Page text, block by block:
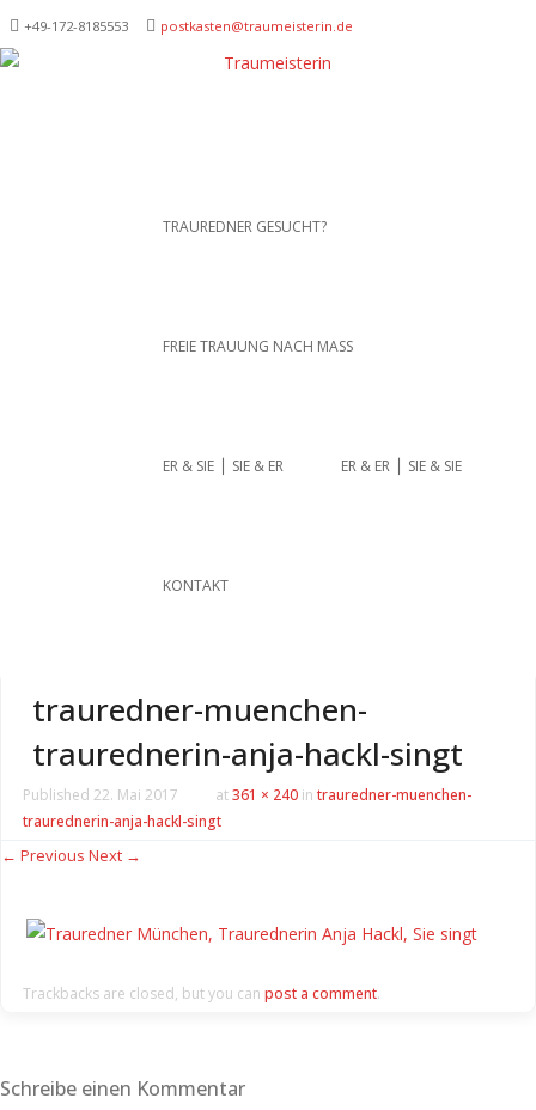
+49-172-­8185553 postkasten@traumeisterin.de
Traurednerein München,
Leidenschaft
SKIP TO CONTENT
TRAUREDNER GESUCHT?
FREIE TRAUUNG NACH MASS
ER & SIE ⎪ SIE & ER ER & ER ⎪ SIE & SIE
KONTAKT
trauredner-muenchen-
traurednerin-anja-hackl-singt
Published 22. Mai 2017 at361 × 240 in trauredner-muenchen-
traurednerin-anja-hackl-singt
← Previous Next →
Trackbacks are closed, but you can post a comment.
Schreibe einen Kommentar